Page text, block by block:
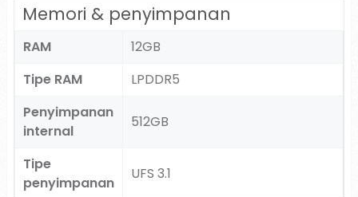
Memori & penyimpanan
RAM
12GB
Tipe RAM
LPDDR5
Penyimpanan
internal
512GB
Tipe
penyimpanan
UFS 3.1